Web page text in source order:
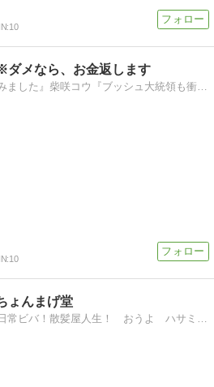
10
メなら、お金返します
『笑いながら一気に読みました』柴咲コウ『ブッシュ大統領も衝撃＆笑撃！！００７より愛をこめて！』ニューヨーク・タイムズ紙
10
ょんまげ堂
理容室ちょんまげ堂の日常ビバ！散髪屋人生！ おうよ ハサミ一丁あればいい